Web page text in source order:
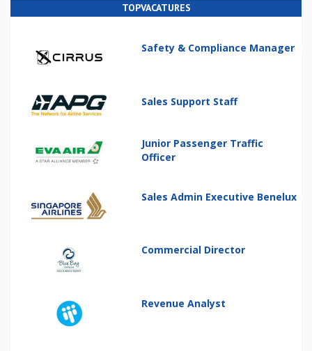
TOPVACATURES
Safety & Compliance Manager
Sales Support Staff
Junior Passenger Traffic
Officer
Sales Admin Executive Benelux
Commercial Director
Revenue Analyst